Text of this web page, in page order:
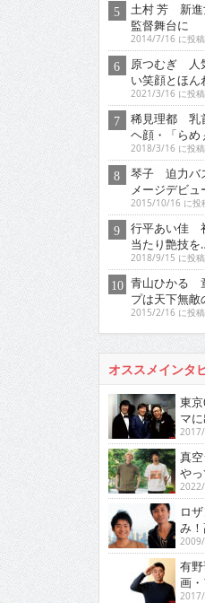
土村 芳 新進
監督舞台に
2014/7/16 に投
原つむぎ 人
い笑顔とほん
2021/3/16 に投
稀見理都 乳
ヘ顔・「ら
2018/3/16 に投
琴子 迫力バ
メージデビュ
2015/10/16 に投
行平あい佳
当たり艶技を
2018/9/15 に投
青山ひかる
プは天下無敵
2015/2/16 に投
オススメインタ
東
マ
真
や
ロ
み
有
画